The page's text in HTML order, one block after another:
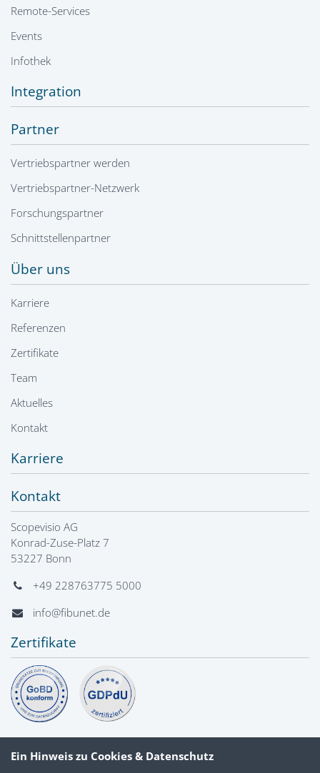
Remote-Services
Events
Infothek
Integration
Partner
Vertriebspartner werden
Vertriebspartner-Netzwerk
Forschungspartner
Schnittstellenpartner
Über uns
Karriere
Referenzen
Zertifikate
Team
Aktuelles
Kontakt
Karriere
Kontakt
Scopevisio AG
Konrad-Zuse-Platz 7
53227 Bonn
+49 228763775 5000
info@fibunet.de
Zertifikate
Ein Hinweis zu Cookies & Datenschutz